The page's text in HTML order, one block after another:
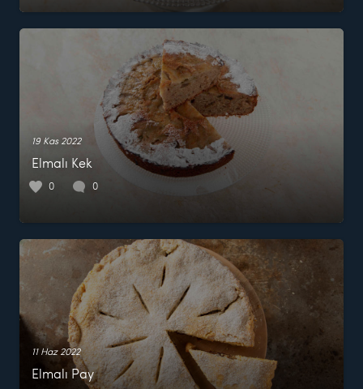
19 Kas 2022
Elmalı Kek
0 0
11 Haz 2022
Elmalı Pay